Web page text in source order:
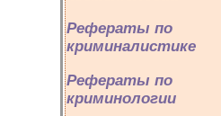
Рефераты по
криминалистике
Рефераты по
криминологии